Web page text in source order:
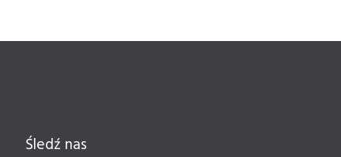
Śledź nas